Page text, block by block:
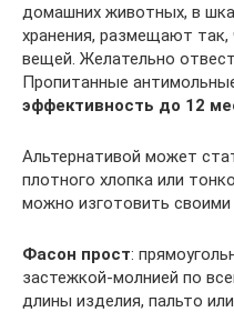
домашних животных, в
хранения, размещают так,
вещей. Желательно
Пропитанные
эффективность до 12
Альтернативой может
плотного хлопка или
можно изготовить своими
Фасон прост:
застежкой-молнией по
длины изделия, пальто